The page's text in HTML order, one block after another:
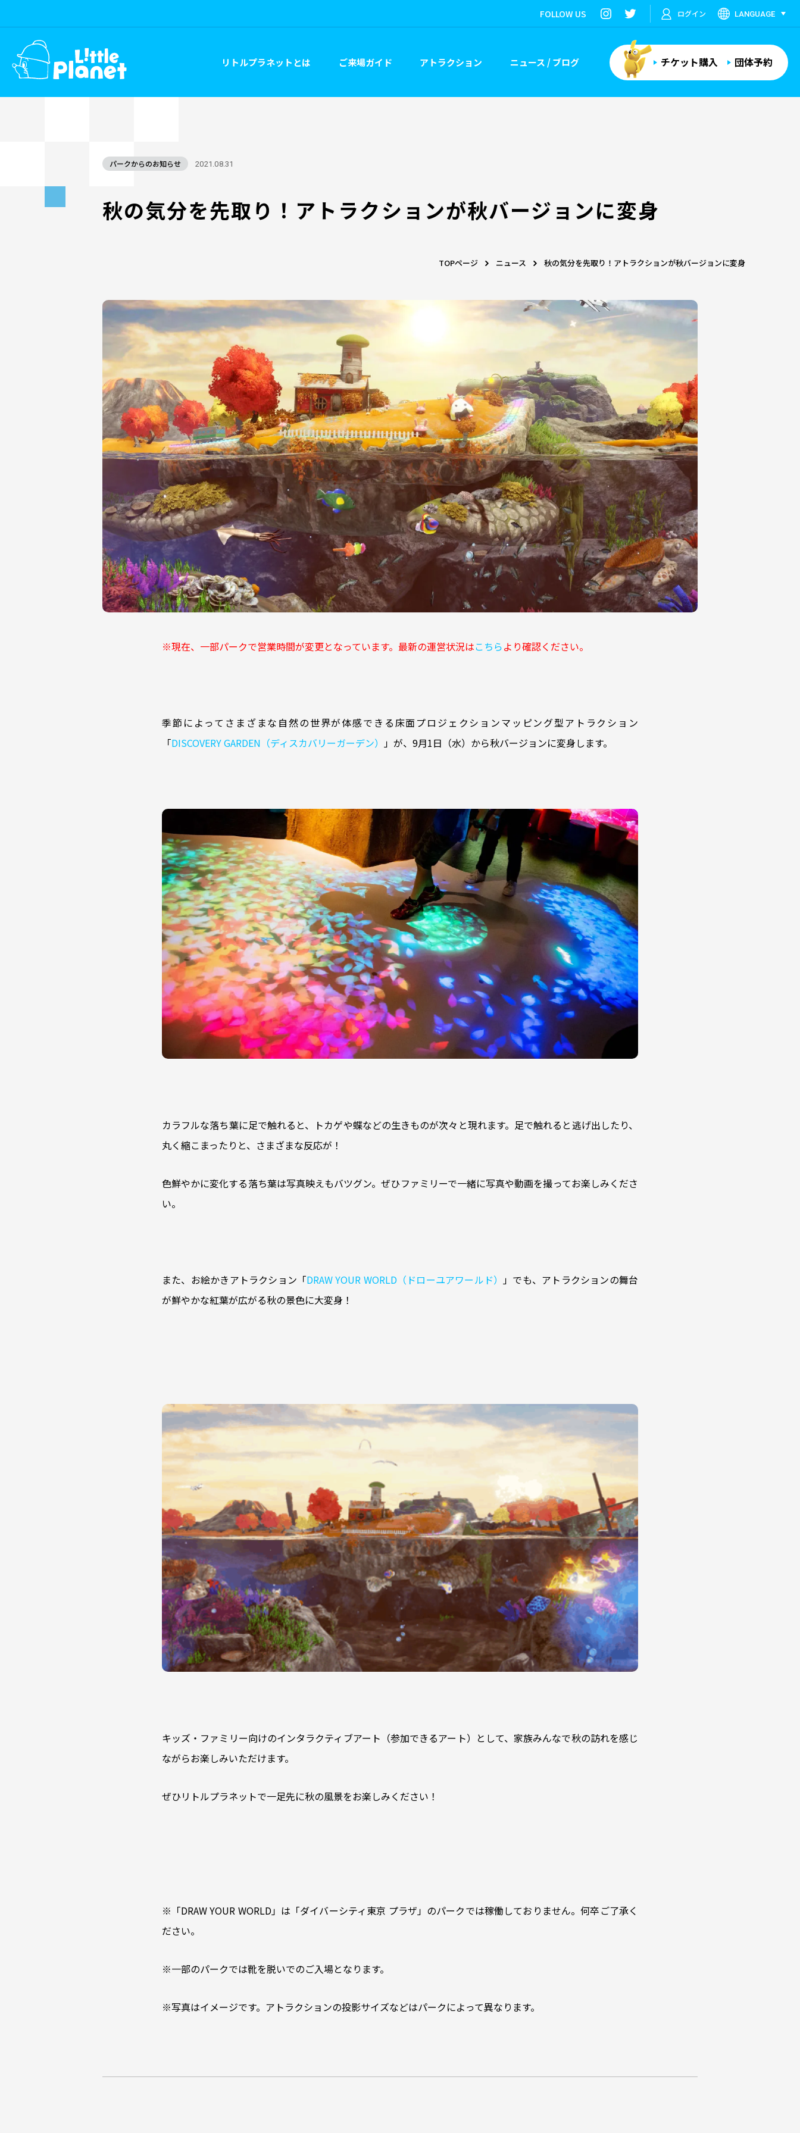
FOLLOW US ログイン LANGUAGE
リトルプラネットとは ご来場ガイド アトラクション ニュース / ブログ チケット購入 団体予約
パークからのお知らせ 2021.08.31
秋の気分を先取り！アトラクションが秋バージョンに変身
TOPページ ニュース 秋の気分を先取り！アトラクションが秋バージョンに変身
※現在、一部パークで営業時間が変更となっています。最新の運営状況はこちらより確認ください。
季節によってさまざまな自然の世界が体感できる床面プロジェクションマッピング型アトラクション
「DISCOVERY GARDEN（ディスカバリーガーデン） 」が、9月1日（水）から秋バージョンに変身します。
カラフルな落ち葉に足で触れると、トカゲや蝶などの生きものが次々と現れます。足で触れると逃げ出したり、
丸く縮こまったりと、さまざまな反応が！
色鮮やかに変化する落ち葉は写真映えもバツグン。ぜひファミリーで一緒に写真や動画を撮ってお楽しみくださ
い。
また、お絵かきアトラクション「DRAW YOUR WORLD（ドローユアワールド） 」でも、アトラクションの舞台
が鮮やかな紅葉が広がる秋の景色に大変身！
キッズ・ファミリー向けのインタラクティブアート（参加できるアート）として、家族みんなで秋の訪れを感じ
ながらお楽しみいただけます。
ぜひリトルプラネットで一足先に秋の風景をお楽しみください！
※「DRAW YOUR WORLD」は「ダイバーシティ東京 プラザ」のパークでは稼働しておりません。何卒ご了承く
ださい。
※一部のパークでは靴を脱いでのご入場となります。
※写真はイメージです。アトラクションの投影サイズなどはパークによって異なります。